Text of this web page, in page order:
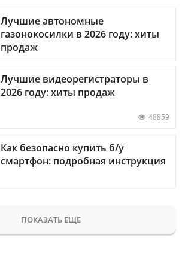
Лучшие автономные
газонокосилки в 2026 году: хиты
продаж
Лучшие видеорегистраторы в
2026 году: хиты продаж
48859
Как безопасно купить б/у
смартфон: подробная инструкция
ПОКАЗАТЬ ЕЩЕ